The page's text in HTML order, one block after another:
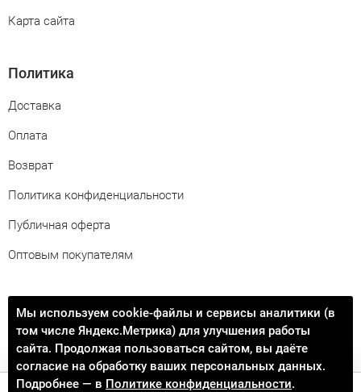
Мы используем cookie-файлы и сервисы аналитики (в
том числе Яндекс.Метрика) для улучшения работы
сайта. Продолжая пользоваться сайтом, вы даёте
согласие на обработку ваших персональных данных.
Подробнее — в Политике конфиденциальности.
Карта сайта
Политика
Доставка
Оплата
Возврат
Политика конфиденциальности
Публичная оферта
Оптовым покупателям
Свяжитесь с нами
info@procontact74.ru